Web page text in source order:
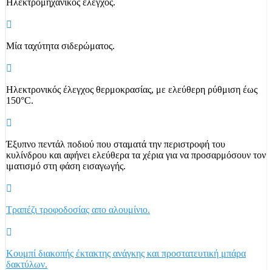
Ηλεκτρομηχανικός έλεγχος.
Μία ταχύτητα σιδερώματος.
Ηλεκτρονικός έλεγχος θερμοκρασίας, με ελεύθερη ρύθμιση έως
150°C.
Έξυπνο πεντάλ ποδιού που σταματά την περιστροφή του
κυλίνδρου και αφήνει ελεύθερα τα χέρια για να προσαρμόσουν τον
ιματισμό στη φάση εισαγωγής.
Τραπέζι τροφοδοσίας απο αλουμίνιο.
Κουμπί διακοπής έκτακτης ανάγκης και προστατευτική μπάρα
δακτύλων.